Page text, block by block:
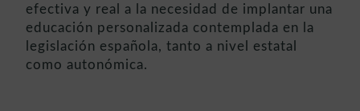
efectiva y real a la necesidad de implantar una
educación personalizada contemplada en la
legislación española, tanto a nivel estatal
como autonómica.